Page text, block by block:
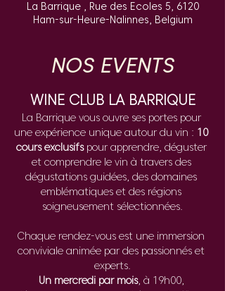
La Barrique , Rue des Ecoles 5, 6120
Ham-sur-Heure-Nalinnes, Belgium
NOS EVENTS
WINE CLUB LA BARRIQUE
La Barrique vous ouvre ses portes pour
une expérience unique autour du vin : 10
cours exclusifs pour apprendre, déguster
et comprendre le vin à travers des
dégustations guidées, des domaines
emblématiques et des régions
soigneusement sélectionnées.
Chaque rendez-vous est une immersion
conviviale animée par des passionnés et
experts.
Un mercredi par mois, à 19h00,